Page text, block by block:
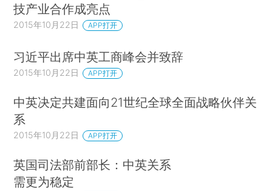
技产业合作成亮点
2015年10月22日 APP打开
习近平出席中英工商峰会并致辞
2015年10月22日 APP打开
中英决定共建面向21世纪全球全面战略伙伴关
系
2015年10月22日 APP打开
英国司法部前部长：中英关系
需更为稳定